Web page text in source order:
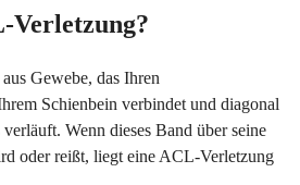
Verletzung?
Gewebe, das Ihren
Schienbein verbindet und diagonal
Wenn dieses Band über seine
oder reißt, liegt eine ACL-Verletzung